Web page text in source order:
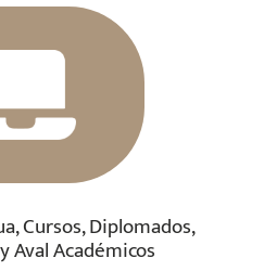
Cursos, Diplomados,
Aval Académicos